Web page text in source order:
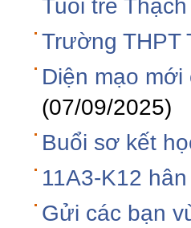
Tuổi trẻ
Trường THPT
Diện mạo
(07/09/2025)
Buổi sơ kết
11A3-K12
Gửi các bạn